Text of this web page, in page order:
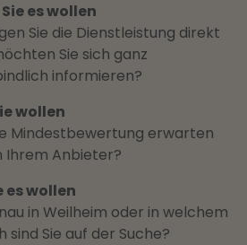
es wollen
Sie die Dienstleistung direkt
Sie sich ganz
informieren?
wollen
Mindestbewertung erwarten
Ihrem Anbieter?
es wollen
in Weilheim oder in welchem
sind Sie auf der Suche?